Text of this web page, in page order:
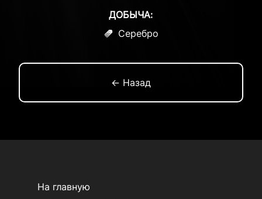
ДОБЫЧА:
Серебро
← Назад
На главную